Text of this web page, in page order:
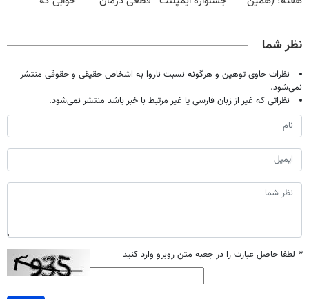
نظر شما
نظرات حاوی توهین و هرگونه نسبت ناروا به اشخاص حقیقی و حقوقی منتشر
نمی‌شود.
نظراتی که غیر از زبان فارسی یا غیر مرتبط با خبر باشد منتشر نمی‌شود.
* لطفا حاصل عبارت را در جعبه متن روبرو وارد کنید